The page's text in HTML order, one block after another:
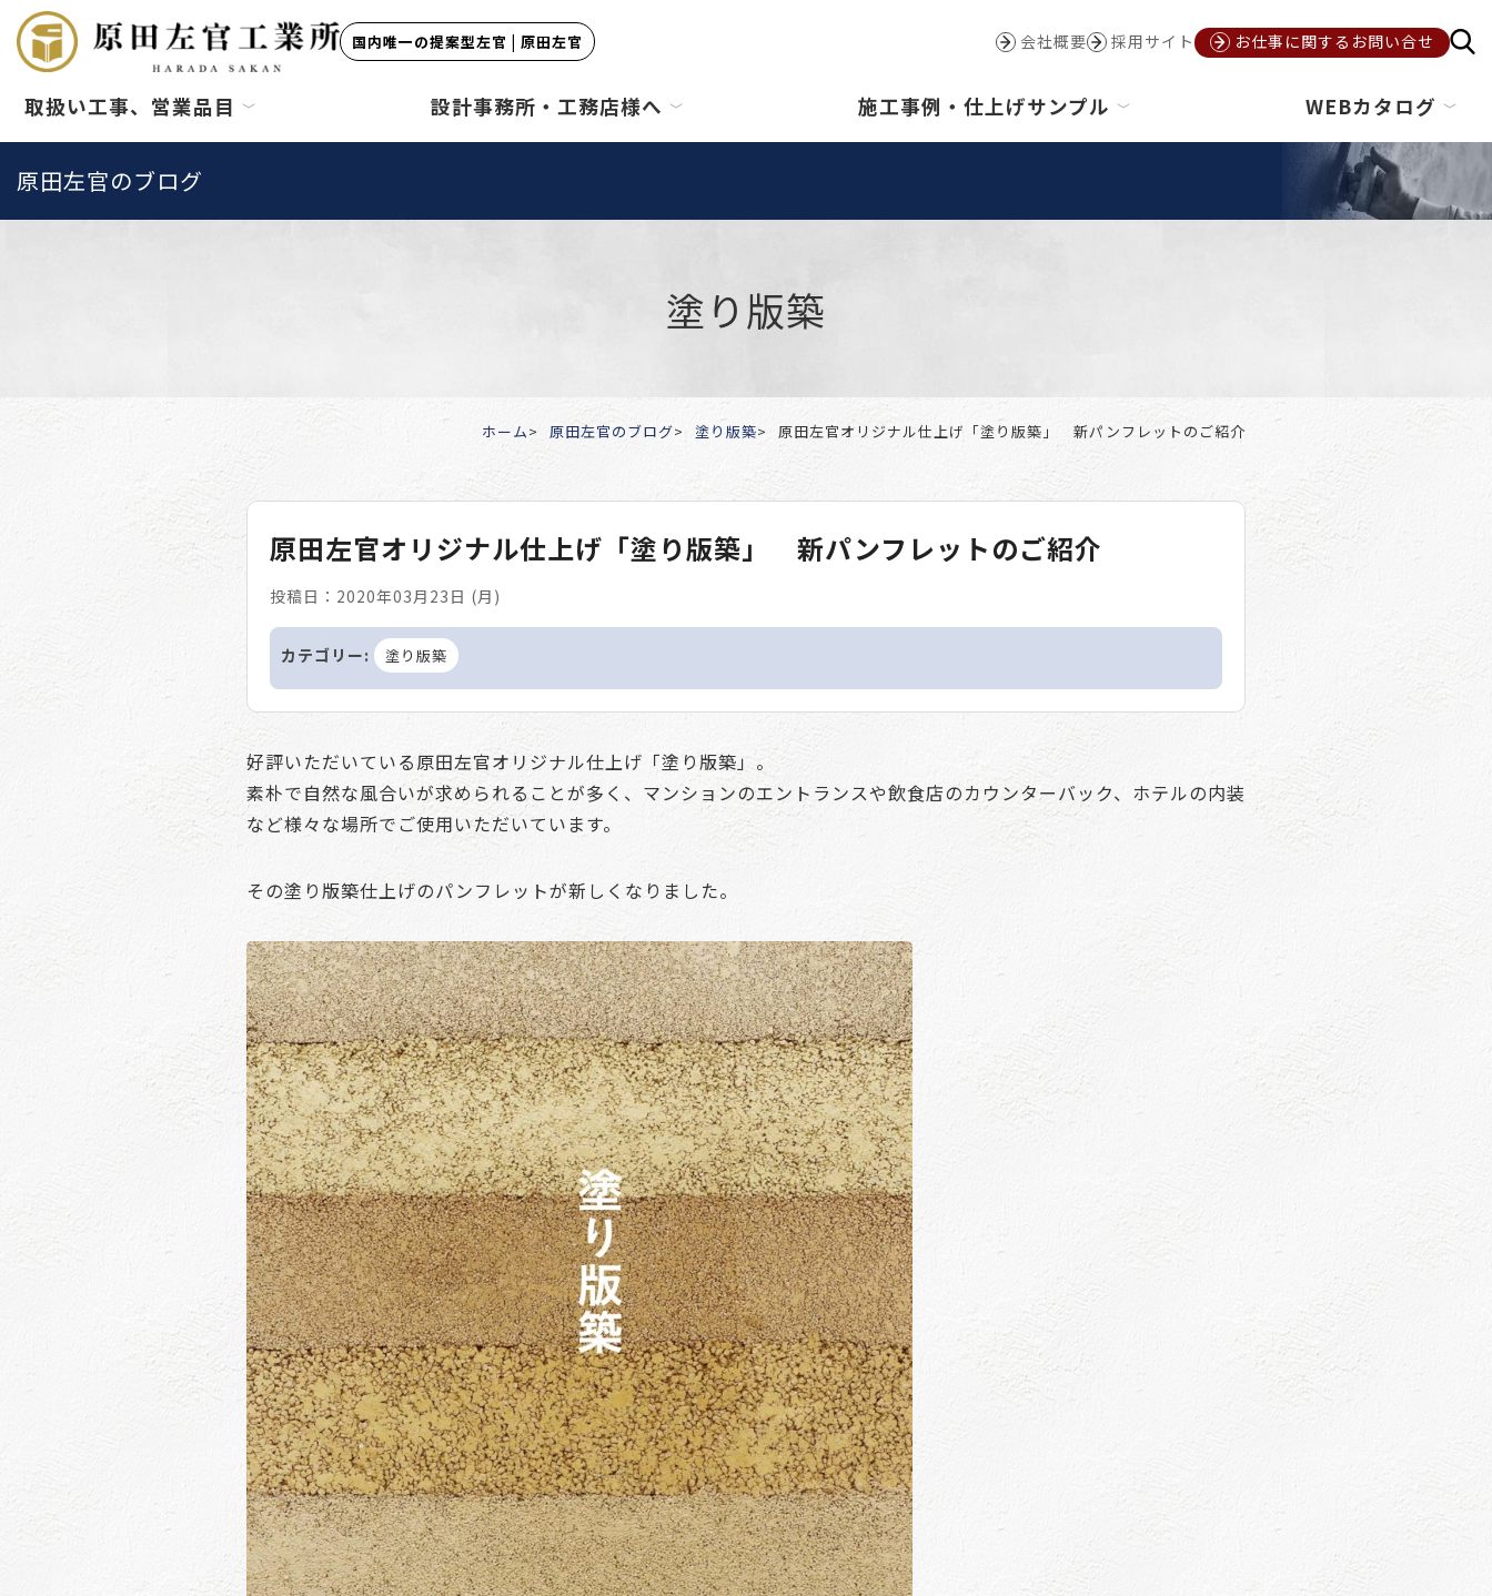
国内唯一の提案型左官 | 原田左官 会社概要 採用サイト お仕事に関するお問い合せ
取扱い工事、営業品目 設計事務所・工務店様へ 施工事例・仕上げサンプル WEBカタログ
原田左官のブログ
塗り版築
ホーム 原田左官のブログ 塗り版築 原田左官オリジナル仕上げ「塗り版築」 新パンフレットのご紹介
原田左官オリジナル仕上げ「塗り版築」 新パンフレットのご紹介
投稿日：2020年03月23日 (月)
カテゴリー: 塗り版築
好評いただいている原田左官オリジナル仕上げ「塗り版築」。
素朴で自然な風合いが求められることが多く、マンションのエントランスや飲食店のカウンターバック、ホテルの内装
など様々な場所でご使用いただいています。
その塗り版築仕上げのパンフレットが新しくなりました。